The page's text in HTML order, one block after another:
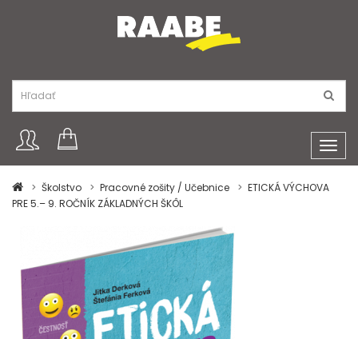
Školstvo
Pracovné zošity / Učebnice
ETICKÁ VÝCHOVA
PRE 5.– 9. ROČNÍK ZÁKLADNÝCH ŠKÔL